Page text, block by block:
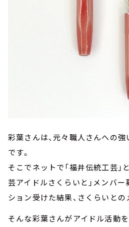
彩葉さんは、元々職人さんへの
です。
そこでネットで「福井伝統工芸」
芸アイドルさくらいと」メンバー
ション受けた結果、さくらいとの
そんな彩葉さんがアイドル活動